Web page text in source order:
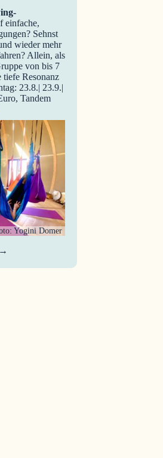
einfache,
Sehnst
wieder mehr
Allein, als
von bis 7
tiefe Resonanz
23.8.| 23.9.|
Tandem
Yogini Domer